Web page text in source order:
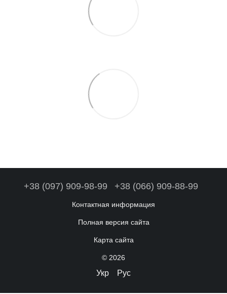
+38 (097) 909-98-99 +38 (066) 909-88-99
Контактная информация
Полная версия сайта
Карта сайта
© 2026
Укр Рус